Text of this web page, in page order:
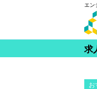
エン
求
お